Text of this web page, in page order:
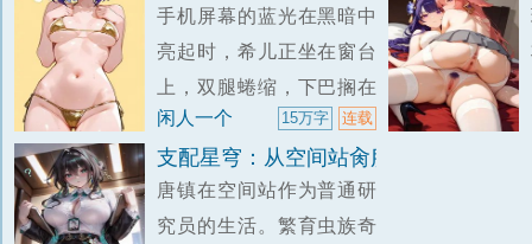
希娜狄雅沉睡的躯体。橘
红色的长发在营养液中缓
缓飘散，天蓝色的眼眸紧
闭着，长长的睫毛在水波
中微微颤动
手机屏幕的蓝光在黑暗中
亮起时，希儿正坐在窗台
上，双腿蜷缩，下巴搁在
膝盖上。窗外的圣芙蕾雅
学园宿舍区一片寂静。路
灯在夜风中投下昏黄的光
晕，偶尔有巡逻的校工经
闲人一个 连载
15万字
支配星穹：从空间站肏服艾丝妲开始
唐镇在空间站作为普通研
究员的生活。繁育虫族奇